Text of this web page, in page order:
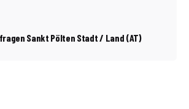
Sankt Pölten Stadt / Land (AT)